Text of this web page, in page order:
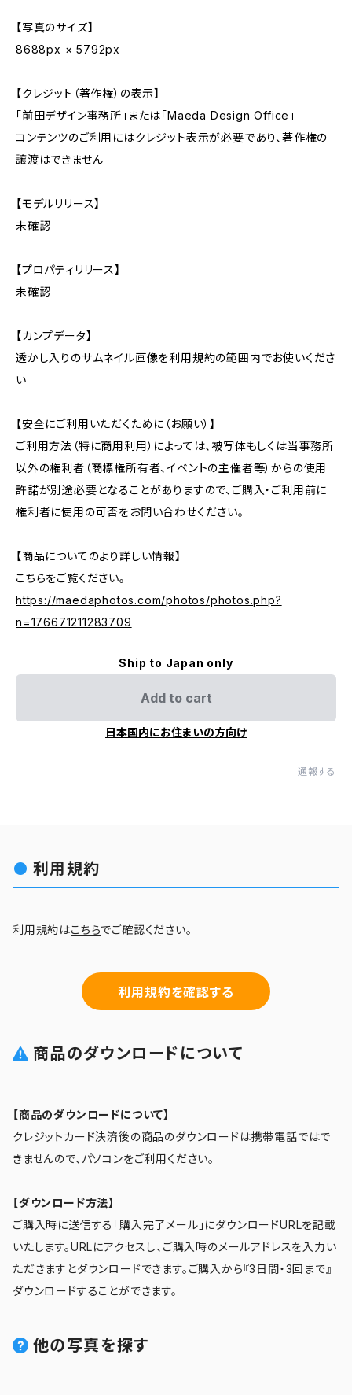
【写真のサイズ】
8688px × 5792px
【クレジット（著作権）の表示】
「前田デザイン事務所」または「Maeda Design Office」
コンテンツのご利用にはクレジット表示が必要であり、著作権の
譲渡はできません
【モデルリリース】
未確認
【プロパティリリース】
未確認
【カンプデータ】
透かし入りのサムネイル画像を利用規約の範囲内でお使いくださ
い
【安全にご利用いただくために（お願い）】
ご利用方法（特に商用利用）によっては、被写体もしくは当事務所
以外の権利者（商標権所有者、イベントの主催者等）からの使用
許諾が別途必要となることがありますので、ご購入・ご利用前に
権利者に使用の可否をお問い合わせください。
【商品についてのより詳しい情報】
こちらをご覧ください。
https://maedaphotos.com/photos/photos.php?
n=176671211283709
Ship to Japan only
Add to cart
日本国内にお住まいの方向け
通報する
利用規約
利用規約はこちらでご確認ください。
利用規約を確認する
商品のダウンロードについて
【商品のダウンロードについて】
クレジットカード決済後の商品のダウンロードは携帯電話ではで
きませんので、パソコンをご利用ください。
【ダウンロード方法】
ご購入時に送信する「購入完了メール」にダウンロードURLを記載
いたします。URLにアクセスし、ご購入時のメールアドレスを入力い
ただきますとダウンロードできます。ご購入から『3日間・3回まで』
ダウンロードすることができます。
他の写真を探す